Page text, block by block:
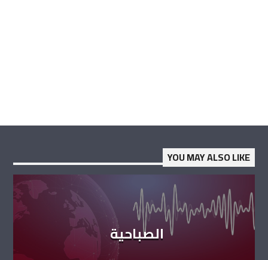
YOU MAY ALSO LIKE
الصباحية